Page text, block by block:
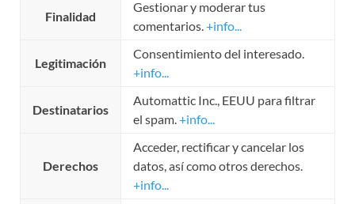
Finalidad
Gestionar y moderar tus
comentarios.+info...
Legitimación
Consentimiento del interesado.
+info...
Destinatarios
Automattic Inc., EEUU para filtrar
el spam.+info...
Derechos
Acceder, rectificar y cancelar los
datos, así como otros derechos.
+info...